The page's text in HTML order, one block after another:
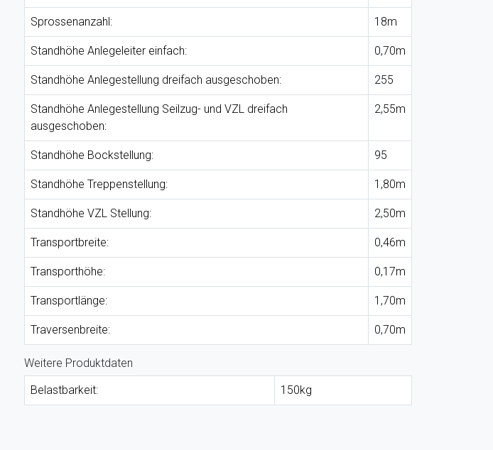
Sprossenanzahl: 18m
Standhöhe Anlegeleiter einfach: 0,70m
Standhöhe Anlegestellung dreifach ausgeschoben: 255
Standhöhe Anlegestellung Seilzug- und VZL dreifach
ausgeschoben:
2,55m
Standhöhe Bockstellung: 95
Standhöhe Treppenstellung: 1,80m
Standhöhe VZL Stellung: 2,50m
Transportbreite: 0,46m
Transporthöhe: 0,17m
Transportlänge: 1,70m
Traversenbreite: 0,70m
Weitere Produktdaten
Belastbarkeit:
150kg